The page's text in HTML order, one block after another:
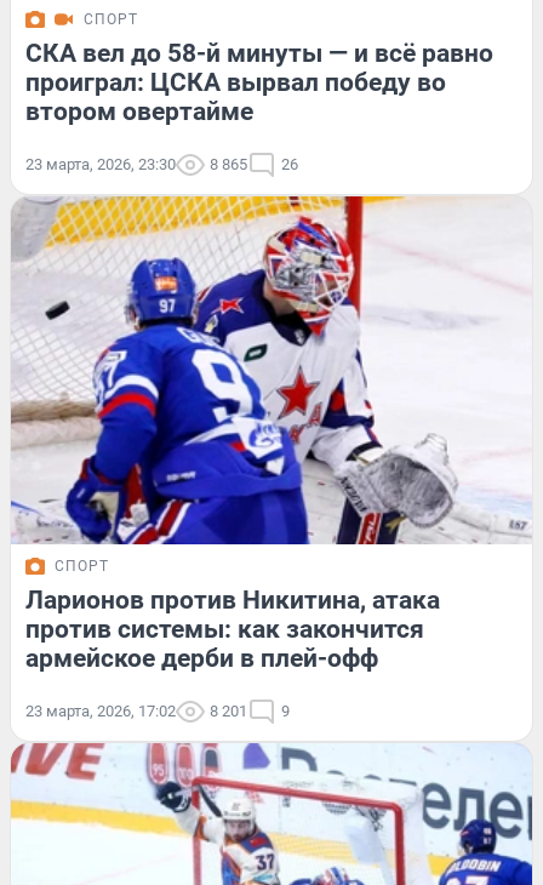
СПОРТ
СКА вел до 58-й минуты — и всё равно
проиграл: ЦСКА вырвал победу во
втором овертайме
23 марта, 2026, 23:30 8 865 26
СПОРТ
Ларионов против Никитина, атака
против системы: как закончится
армейское дерби в плей-офф
23 марта, 2026, 17:02 8 201 9